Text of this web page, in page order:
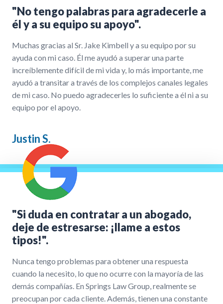
"No tengo palabras para agradecerle a
él y a su equipo su apoyo".
Muchas gracias al Sr. Jake Kimbell y a su equipo por su
ayuda con mi caso. Él me ayudó a superar una parte
increíblemente difícil de mi vida y, lo más importante, me
ayudó a transitar a través de los complejos canales legales
de mi caso. No puedo agradecerles lo suficiente a él ni a su
equipo por el apoyo.
Justin S.
"Si duda en contratar a un abogado,
deje de estresarse: ¡llame a estos
tipos!".
Nunca tengo problemas para obtener una respuesta
cuando la necesito, lo que no ocurre con la mayoría de las
demás compañías. En Springs Law Group, realmente se
preocupan por cada cliente. Además, tienen una constante